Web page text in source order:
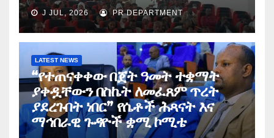
J JUL, 2026 PR DEPARTMENT
LATEST NEWS
“የተጠናቀቀው በጀት ዓመት ተቋማት
ያቀዷቸውን በስኬት ለመፈጸም ጥረት
ያደረጉበት ነበር” የሴቶች ሕጻናት እና
ማኅበራዊ ጉዳዮች ቋሚ ኮሚቴ